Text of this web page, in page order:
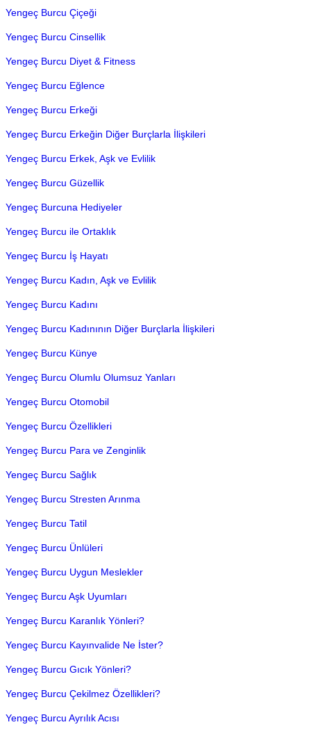
Yengeç Burcu Çiçeği
Yengeç Burcu Cinsellik
Yengeç Burcu Diyet & Fitness
Yengeç Burcu Eğlence
Yengeç Burcu Erkeği
Yengeç Burcu Erkeğin Diğer Burçlarla İlişkileri
Yengeç Burcu Erkek, Aşk ve Evlilik
Yengeç Burcu Güzellik
Yengeç Burcuna Hediyeler
Yengeç Burcu ile Ortaklık
Yengeç Burcu İş Hayatı
Yengeç Burcu Kadın, Aşk ve Evlilik
Yengeç Burcu Kadını
Yengeç Burcu Kadınının Diğer Burçlarla İlişkileri
Yengeç Burcu Künye
Yengeç Burcu Olumlu Olumsuz Yanları
Yengeç Burcu Otomobil
Yengeç Burcu Özellikleri
Yengeç Burcu Para ve Zenginlik
Yengeç Burcu Sağlık
Yengeç Burcu Stresten Arınma
Yengeç Burcu Tatil
Yengeç Burcu Ünlüleri
Yengeç Burcu Uygun Meslekler
Yengeç Burcu Aşk Uyumları
Yengeç Burcu Karanlık Yönleri?
Yengeç Burcu Kayınvalide Ne İster?
Yengeç Burcu Gıcık Yönleri?
Yengeç Burcu Çekilmez Özellikleri?
Yengeç Burcu Ayrılık Acısı